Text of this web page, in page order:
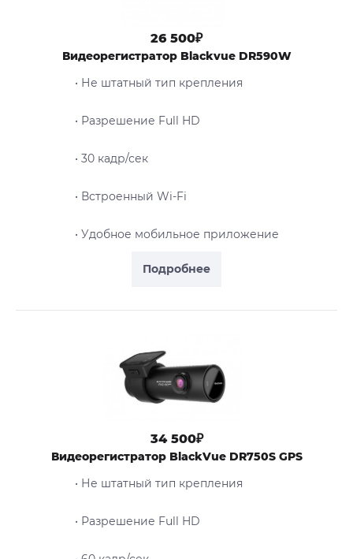
Подробнее
26 500₽
Видеорегистратор Blackvue DR590W
• Не штатный тип крепления
• Разрешение Full HD
• 30 кадр/сек
• Встроенный Wi-Fi
• Удобное мобильное приложение
34 500₽
Видеорегистратор BlackVue DR750S GPS
• Не штатный тип крепления
• Разрешение Full HD